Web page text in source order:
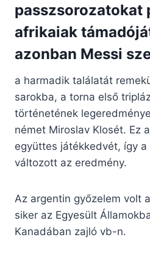
passzsorozatokat
afrikaiak
azonban Messi
a harmadik találatát
sarokba, a torna első
történetének
német Miroslav Klosét. Ez
együttes játékkedvét, így
változott az eredmény.
Az argentin győzelem volt
siker az Egyesült
Kanadában zajló vb-n.